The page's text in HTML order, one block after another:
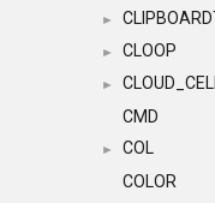
►
► CLOOP
►
CMD
►
COL
COLOR